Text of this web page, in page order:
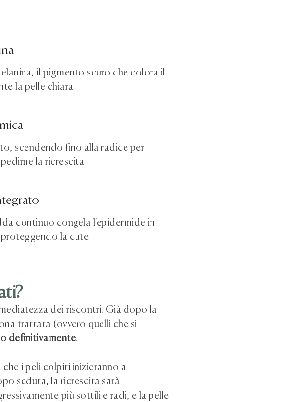
il pigmento scuro che colora il
la pelle chiara
scendendo fino alla radice per
la ricrescita
continuo congela l'epidermide in
la cute
dei riscontri. Già dopo la
trattata (ovvero quelli che si
definitivamente.
che i peli colpiti inizieranno a
seduta, la ricrescita sarà
più sottili e radi, e la pelle